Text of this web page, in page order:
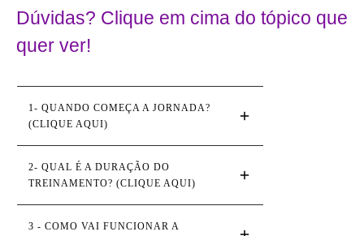
Dúvidas? Clique em cima do tópico que
quer ver!
1- QUANDO COMEÇA A JORNADA?
(CLIQUE AQUI)
2- QUAL É A DURAÇÃO DO
TREINAMENTO? (CLIQUE AQUI)
3 - COMO VAI FUNCIONAR A